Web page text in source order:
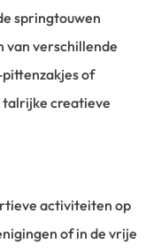
springtouwen
van verschillende
of
creatieve
activiteiten op
of in de vrije